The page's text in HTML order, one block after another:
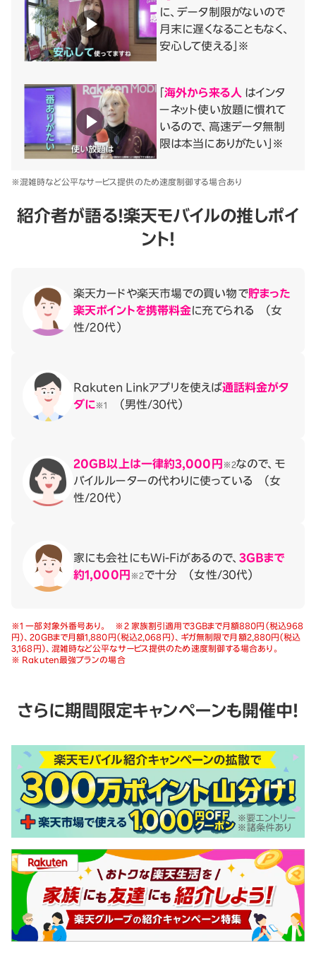
に、データ制限がないので
月末に遅くなることもなく、
安心して使える」※
「海外から来る人 はインタ
ーネット使い放題に慣れて
いるので、高速データ無制
限は本当にありがたい」※
※混雑時など公平なサービス提供のため速度制御する場合あり
紹介者が語る！楽天モバイルの推しポイ
ント！
楽天カードや楽天市場での買い物で貯まった
楽天ポイントを携帯料金に充てられる （女
性/20代）
Rakuten Linkアプリを使えば通話料金がタ
ダに※1 （男性/30代）
20GB以上は一律約3,000円 ※2なので、モ
バイルルーターの代わりに使っている （女
性/20代）
家にも会社にもWi-Fiがあるので、 3GBまで
約1,000円 ※2で十分 （女性/30代）
※1 一部対象外番号あり。 ※2 家族割引適用で3GBまで月額880円（税込968
円）、20GBまで月額1,880円（税込2,068円）、ギガ無制限で月額2,880円（税込
3,168円）、混雑時など公平なサービス提供のため速度制御する場合あり。
※ Rakuten最強プランの場合
さらに期間限定キャンペーンも開催中！